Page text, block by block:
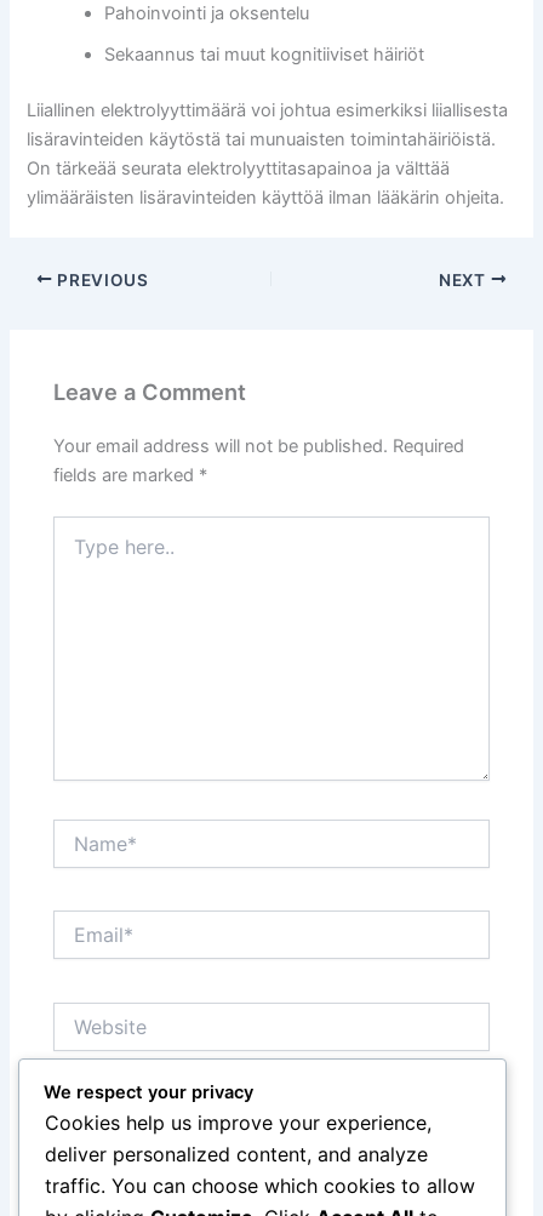
Pahoinvointi ja oksentelu
Sekaannus tai muut kognitiiviset häiriöt
Liiallinen elektrolyyttimäärä voi johtua esimerkiksi liiallisesta
lisäravinteiden käytöstä tai munuaisten toimintahäiriöistä.
On tärkeää seurata elektrolyyttitasapainoa ja välttää
ylimääräisten lisäravinteiden käyttöä ilman lääkärin ohjeita.
PREVIOUS NEXT
Leave a Comment
Your email address will not be published. Required
fields are marked *
here..
Save my name, email, and website in this browser
for the next time I comment.
We respect your privacy
Cookies help us improve your experience,
deliver personalized content, and analyze
traffic. You can choose which cookies to allow